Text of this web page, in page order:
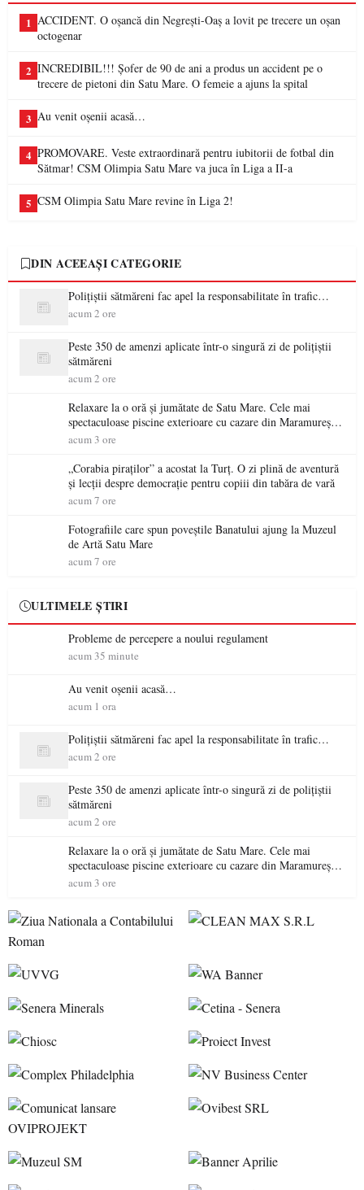
1 ACCIDENT. O oșancă din Negrești-Oaș a lovit pe trecere un oșan
octogenar
2 INCREDIBIL!!! Șofer de 90 de ani a produs un accident pe o
trecere de pietoni din Satu Mare. O femeie a ajuns la spital
3 Au venit oșenii acasă…
4 PROMOVARE. Veste extraordinară pentru iubitorii de fotbal din
Sătmar! CSM Olimpia Satu Mare va juca în Liga a II-a
5 CSM Olimpia Satu Mare revine în Liga 2!
DIN ACEEAȘI CATEGORIE
Polițiștii sătmăreni fac apel la responsabilitate în trafic…
acum 2 ore
Peste 350 de amenzi aplicate într-o singură zi de polițiștii
sătmăreni
acum 2 ore
Relaxare la o oră și jumătate de Satu Mare. Cele mai
spectaculoase piscine exterioare cu cazare din Maramureș,
ideale pentru o escapadă de vară
acum 3 ore
„Corabia piraților” a acostat la Turț. O zi plină de aventură
și lecții despre democrație pentru copiii din tabăra de vară
acum 7 ore
Fotografiile care spun poveștile Banatului ajung la Muzeul
de Artă Satu Mare
acum 7 ore
ULTIMELE ȘTIRI
Probleme de percepere a noului regulament
acum 35 minute
Au venit oșenii acasă…
acum 1 ora
Polițiștii sătmăreni fac apel la responsabilitate în trafic…
acum 2 ore
Peste 350 de amenzi aplicate într-o singură zi de polițiștii
sătmăreni
acum 2 ore
Relaxare la o oră și jumătate de Satu Mare. Cele mai
spectaculoase piscine exterioare cu cazare din Maramureș,
ideale pentru o escapadă de vară
acum 3 ore